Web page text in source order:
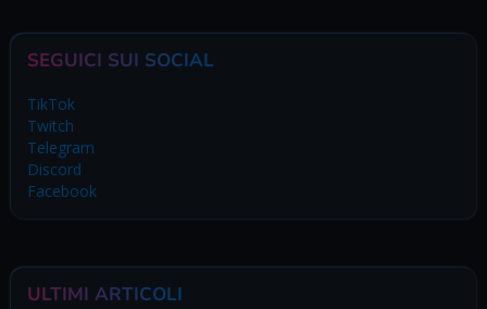
SEGUICI SUI SOCIAL
TikTok
Twitch
Telegram
Discord
Facebook
ULTIMI ARTICOLI